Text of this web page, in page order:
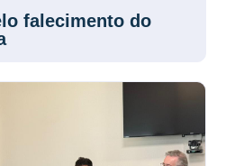
falecimento do